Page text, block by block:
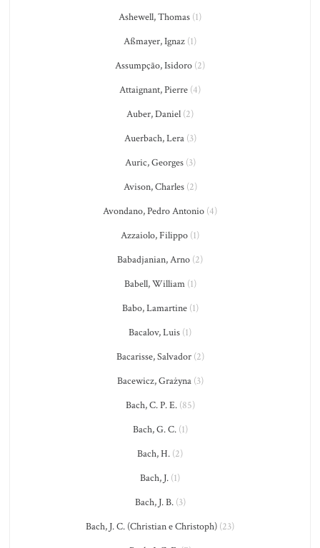
Ashewell, Thomas (1)
Aßmayer, Ignaz (1)
Assumpção, Isidoro (2)
Attaignant, Pierre (4)
Auber, Daniel (2)
Auerbach, Lera(3)
Auric, Georges(3)
Avison, Charles(2)
Avondano, Pedro Antonio (4)
Azzaiolo, Filippo (1)
Babadjanian, Arno (2)
Babell, William(1)
Babo, Lamartine(1)
Bacalov, Luis (1)
Bacarisse, Salvador(2)
Bacewicz, Grażyna(3)
Bach, C. P. E.(85)
Bach, G. C.(1)
Bach, H. (2)
Bach, J. (1)
Bach, J. B.(3)
Bach, J. C. (Christian e Christoph) (23)